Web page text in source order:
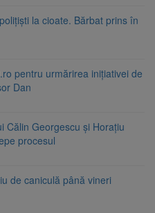
la cioate. Bărbat prins în
pentru urmărirea inițiativei de
Dan
Călin Georgescu și Horațiu
procesul
de caniculă până vineri